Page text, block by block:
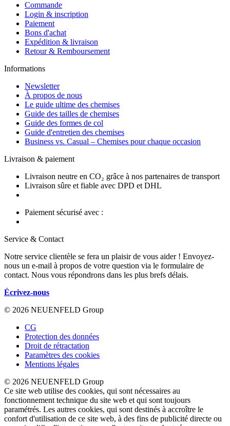
Commande
Login & inscription
Paiement
Bons d'achat
Expédition & livraison
Retour & Remboursement
Informations
Newsletter
À propos de nous
Le guide ultime des chemises
Guide des tailles de chemises
Guide des formes de col
Guide d'entretien des chemises
Business vs. Casual – Chemises pour chaque occasion
Livraison & paiement
Livraison neutre en CO₂ grâce à nos partenaires de transport
Livraison sûre et fiable avec DPD et DHL
Paiement sécurisé avec :
Service & Contact
Notre service clientèle se fera un plaisir de vous aider ! Envoyez-
nous un e-mail à propos de votre question via le formulaire de
contact. Nous vous répondrons dans les plus brefs délais.
Écrivez-nous
© 2026 NEUENFELD Group
CG
Protection des données
Droit de rétractation
Paramètres des cookies
Mentions légales
© 2026 NEUENFELD Group
Ce site web utilise des cookies, qui sont nécessaires au
fonctionnement technique du site web et qui sont toujours
paramétrés. Les autres cookies, qui sont destinés à accroître le
confort d'utilisation de ce site web, à des fins de publicité directe ou